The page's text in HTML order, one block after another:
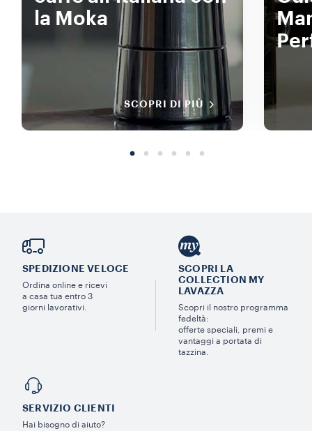
la Moka
SCOPRI DI PIÙ
SPEDIZIONE VELOCE
Ordina online e ricevi
a casa tua entro 3
giorni lavorativi.
SCOPRI LA
COLLECTION MY
LAVAZZA
Scopri il nostro programma
fedeltà:
offerte speciali, premi e
vantaggi a portata di
tazzina.
SERVIZIO CLIENTI​
Hai bisogno di aiuto?​